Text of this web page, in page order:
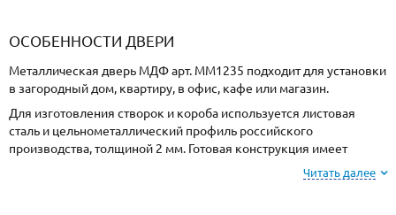
ОСОБЕННОСТИ ДВЕРИ
Металлическая дверь МДФ арт. ММ1235 подходит для установки
в загородный дом, квартиру, в офис, кафе или магазин.
Для изготовления створок и короба используется листовая
сталь и цельнометаллический профиль российского
производства, толщиной 2 мм. Готовая конструкция имеет
Читать далее